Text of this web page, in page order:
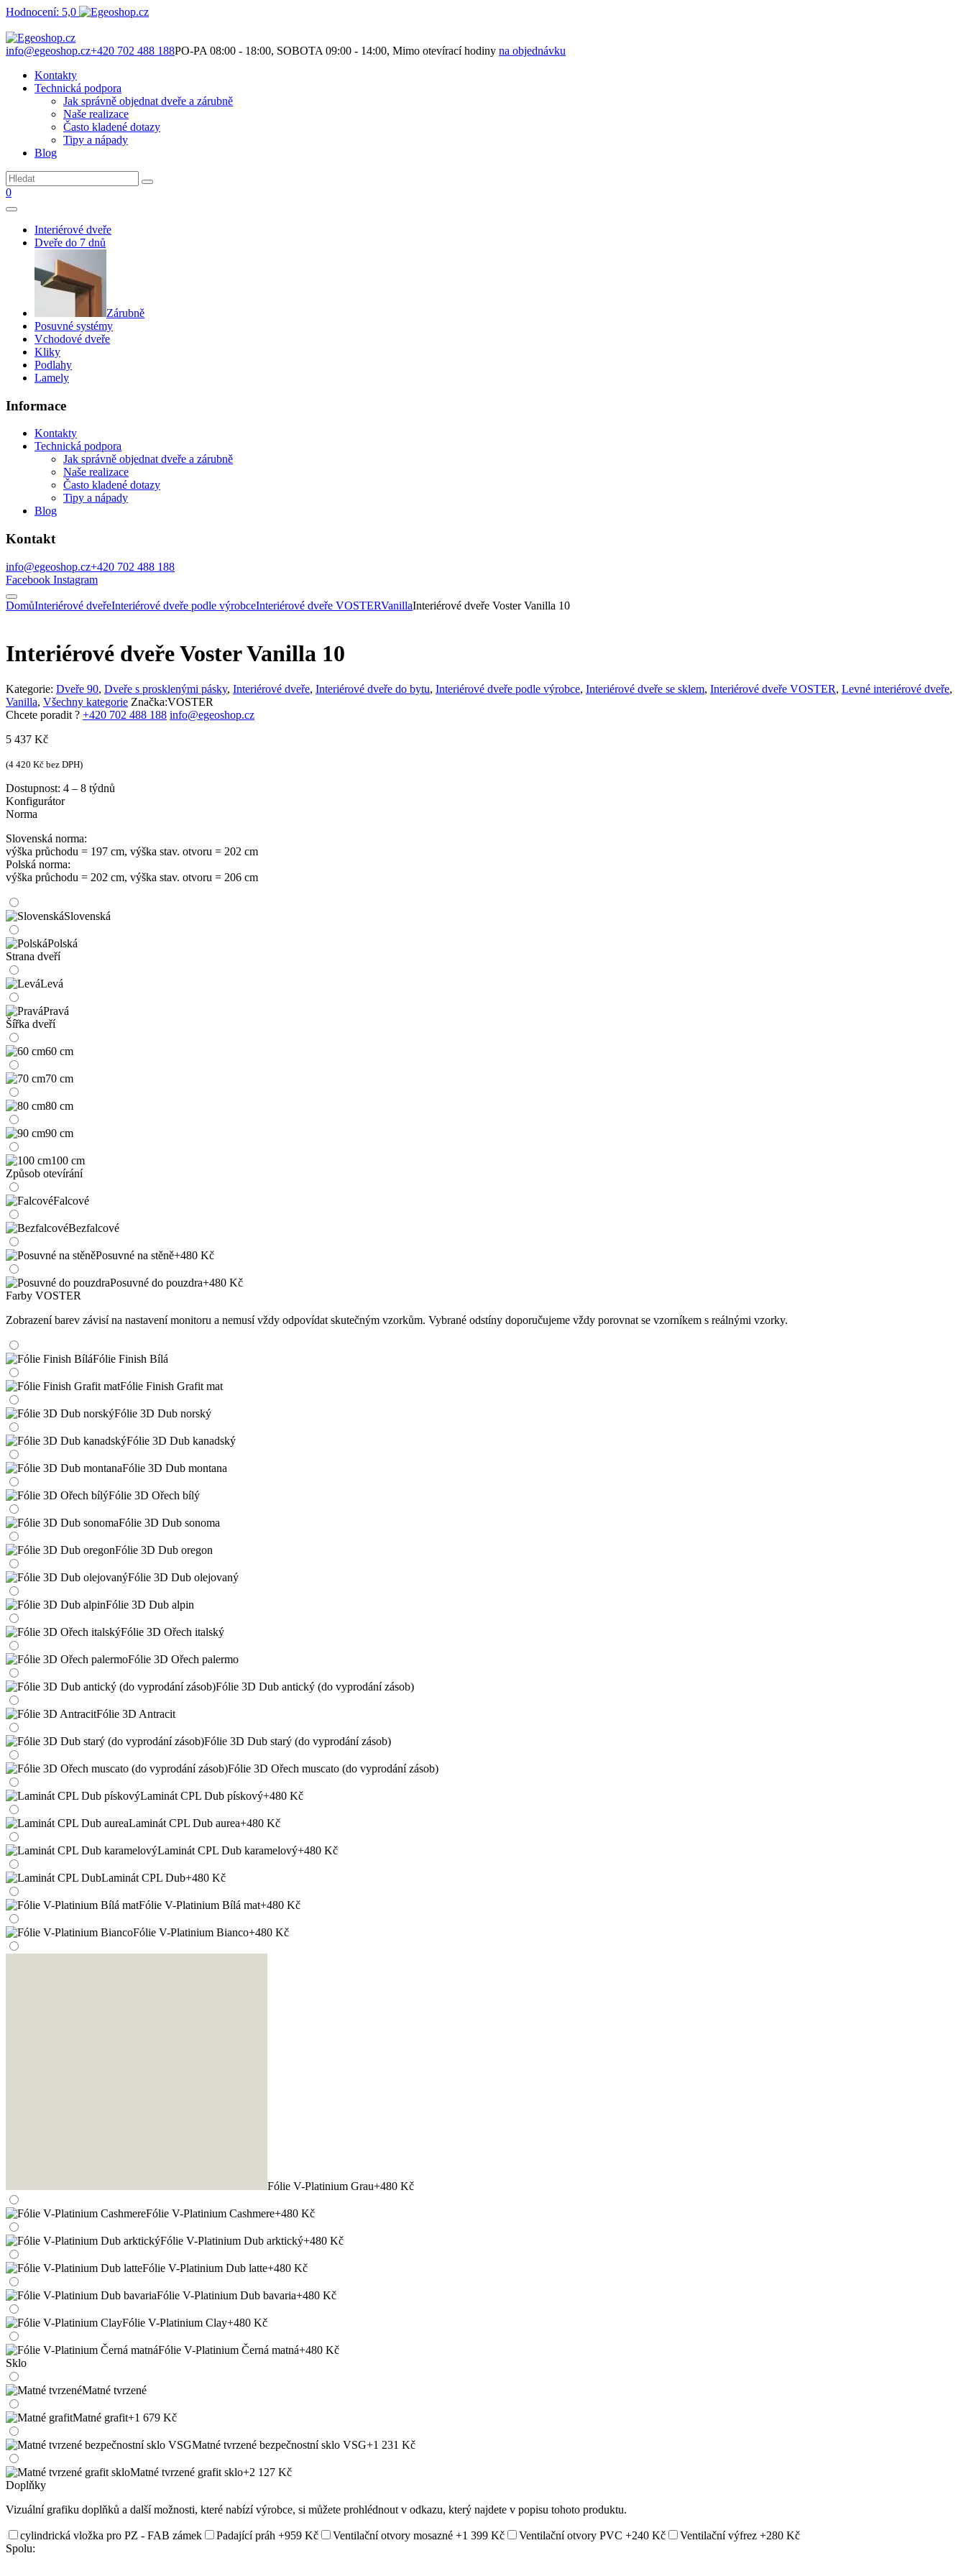
Hodnocení: 5,0
info@egeoshop.cz+420 702 488 188PO-PA 08:00 - 18:00, SOBOTA 09:00 - 14:00, Mimo otevírací hodiny na objednávku
Kontakty
Technická podpora
Jak správně objednat dveře a zárubně
Naše realizace
Často kladené dotazy
Tipy a nápady
Blog
0
Interiérové dveře
Dveře do 7 dnů
Zárubně
Posuvné systémy
Vchodové dveře
Kliky
Podlahy
Lamely
Informace
Kontakty
Technická podpora
Jak správně objednat dveře a zárubně
Naše realizace
Často kladené dotazy
Tipy a nápady
Blog
Kontakt
info@egeoshop.cz+420 702 488 188
Facebook Instagram
DomůInteriérové dveřeInteriérové dveře podle výrobceInteriérové dveře VOSTERVanillaInteriérové dveře Voster Vanilla 10
Interiérové dveře Voster Vanilla 10
Kategorie: Dveře 90, Dveře s prosklenými pásky, Interiérové dveře, Interiérové dveře do bytu, Interiérové dveře podle výrobce, Interiérové dveře se sklem, Interiérové dveře VOSTER, Levné interiérové dveře,
Vanilla, Všechny kategorie Značka:VOSTER
Chcete poradit ? +420 702 488 188 info@egeoshop.cz
5 437 Kč
(4 420 Kč bez DPH)
Dostupnost: 4 – 8 týdnů
Konfigurátor
Norma
Slovenská norma:
výška průchodu = 197 cm, výška stav. otvoru = 202 cm
Polská norma:
výška průchodu = 202 cm, výška stav. otvoru = 206 cm
Slovenská
Polská
Strana dveří
Levá
Pravá
Šířka dveří
60 cm
70 cm
80 cm
90 cm
100 cm
Způsob otevírání
Falcové
Bezfalcové
Posuvné na stěně+480 Kč
Posuvné do pouzdra+480 Kč
Farby VOSTER
Zobrazení barev závisí na nastavení monitoru a nemusí vždy odpovídat skutečným vzorkům. Vybrané odstíny doporučujeme vždy porovnat se vzorníkem s reálnými vzorky.
Fólie Finish Bílá
Fólie Finish Grafit mat
Fólie 3D Dub norský
Fólie 3D Dub kanadský
Fólie 3D Dub montana
Fólie 3D Ořech bílý
Fólie 3D Dub sonoma
Fólie 3D Dub oregon
Fólie 3D Dub olejovaný
Fólie 3D Dub alpin
Fólie 3D Ořech italský
Fólie 3D Ořech palermo
Fólie 3D Dub antický (do vyprodání zásob)
Fólie 3D Antracit
Fólie 3D Dub starý (do vyprodání zásob)
Fólie 3D Ořech muscato (do vyprodání zásob)
Laminát CPL Dub pískový+480 Kč
Laminát CPL Dub aurea+480 Kč
Laminát CPL Dub karamelový+480 Kč
Laminát CPL Dub+480 Kč
Fólie V-Platinium Bílá mat+480 Kč
Fólie V-Platinium Bianco+480 Kč
Fólie V-Platinium Grau+480 Kč
Fólie V-Platinium Cashmere+480 Kč
Fólie V-Platinium Dub arktický+480 Kč
Fólie V-Platinium Dub latte+480 Kč
Fólie V-Platinium Dub bavaria+480 Kč
Fólie V-Platinium Clay+480 Kč
Fólie V-Platinium Černá matná+480 Kč
Sklo
Matné tvrzené
Matné grafit+1 679 Kč
Matné tvrzené bezpečnostní sklo VSG+1 231 Kč
Matné tvrzené grafit sklo+2 127 Kč
Doplňky
Vizuální grafiku doplňků a další možnosti, které nabízí výrobce, si můžete prohlédnout v odkazu, který najdete v popisu tohoto produktu.
cylindrická vložka pro PZ - FAB zámek Padající práh +959 Kč Ventilační otvory mosazné +1 399 Kč Ventilační otvory PVC +240 Kč Ventilační výfrez +280 Kč
Spolu: